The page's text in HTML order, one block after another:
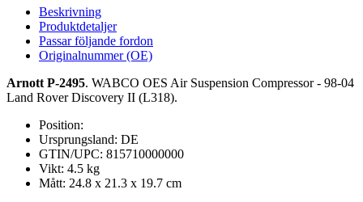
Beskrivning
Produktdetaljer
Passar följande fordon
Originalnummer (OE)
Arnott P-2495. WABCO OES Air Suspension Compressor - 98-04
Land Rover Discovery II (L318).
Position:
Ursprungsland: DE
GTIN/UPC: 815710000000
Vikt: 4.5 kg
Mått: 24.8 x 21.3 x 19.7 cm